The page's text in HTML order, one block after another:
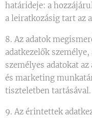
határideje: a
a leiratkozásig tart az
8. Az adatok
adatkezelők
személyes adatokat
és marketing
tiszteletben tartásával.
9. Az érintettek